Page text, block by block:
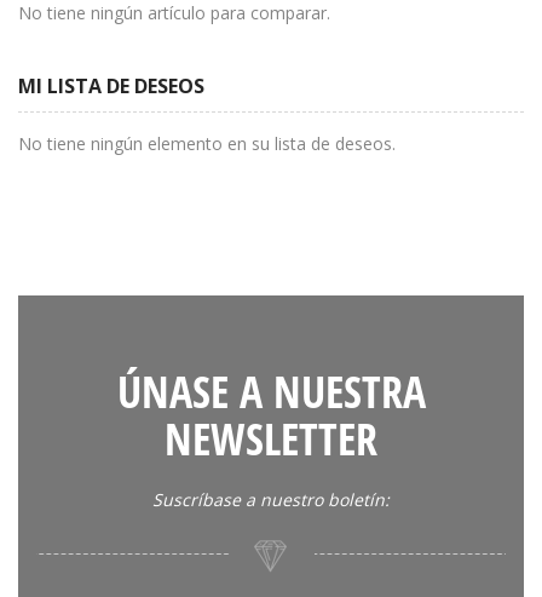
No tiene ningún artículo para comparar.
MI LISTA DE DESEOS
No tiene ningún elemento en su lista de deseos.
ÚNASE A NUESTRA
NEWSLETTER
Suscríbase a nuestro boletín: